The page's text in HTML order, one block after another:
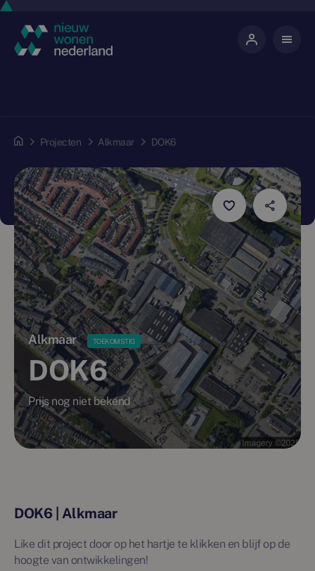
Projecten Alkmaar DOK6
Alkmaar TOEKOMSTIG
DOK6
Prijs nog niet bekend
DOK6 | Alkmaar
Like dit project door op het hartje te klikken en blijf op de
hoogte van ontwikkelingen!